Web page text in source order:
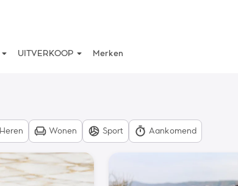
arrow_drop_down UITVERKOOP arrow_drop_down Merken
Heren Wonen Sport Aankomend